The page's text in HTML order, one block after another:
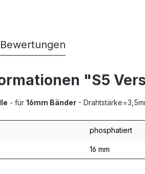
Bewertungen
"S5
- für 16mm Bänder -
phosphatiert
16 mm